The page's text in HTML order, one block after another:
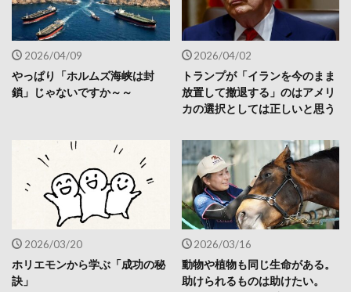
2026/04/09
やっぱり「ホルムズ海峡は封
鎖」じゃないですか～～
2026/04/02
トランプが「イランを今のまま
放置して撤退する」のはアメリ
カの選択としては正しいと思う
2026/03/20
ホリエモンから学ぶ「成功の秘
訣」
2026/03/16
動物や植物も同じ生命がある。
助けられるものは助けたい。